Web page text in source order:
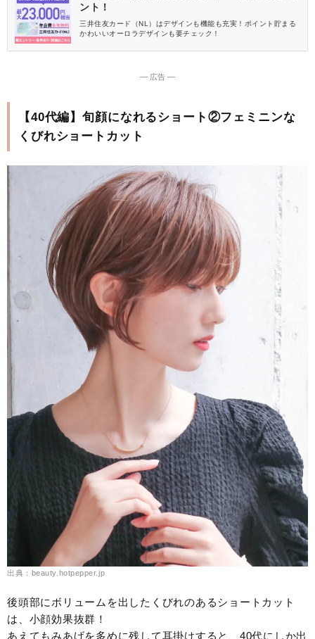
ント！
三井住友カード（NL）はデザインも機能も充実！ポイント貯まる
かわいいオーロラデザインも要チェック！
― 広告 ―
【40代編】旬顔になれるショート②フェミニンな
くびれショートカット
出典：beauty.hotpepper.jp
後頭部にボリュームを出したくびれのあるショートカット
は、小顔効果抜群！
あえてもみあげを多めに残して耳掛けすると、40代にしか出